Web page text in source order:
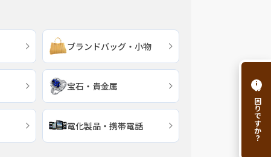
ブランドバッグ・小物
宝石・貴金属
電化製品・携帯電話
i
お困りですか？